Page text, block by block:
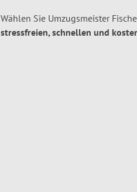
Wählen Sie Umzugsmeister
stressfreien, schnellen und